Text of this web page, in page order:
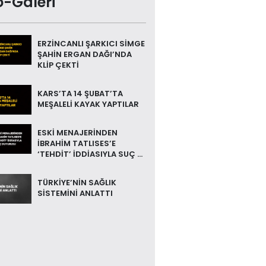
ERZİNCANLI ŞARKICI SİMGE
ŞAHİN ERGAN DAĞI’NDA
KLİP ÇEKTİ
KARS’TA 14 ŞUBAT’TA
MEŞALELİ KAYAK YAPTILAR
ESKİ MENAJERİNDEN
İBRAHİM TATLISES’E
‘TEHDİT’ İDDİASIYLA SUÇ ...
TÜRKİYE’NİN SAĞLIK
SİSTEMİNİ ANLATTI